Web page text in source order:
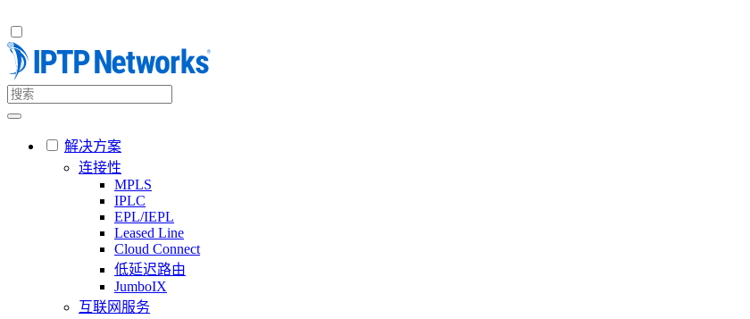
解决方案
连接性
MPLS
IPLC
EPL/IEPL
Leased Line
Cloud Connect
低延迟路由
JumboIX
互联网服务